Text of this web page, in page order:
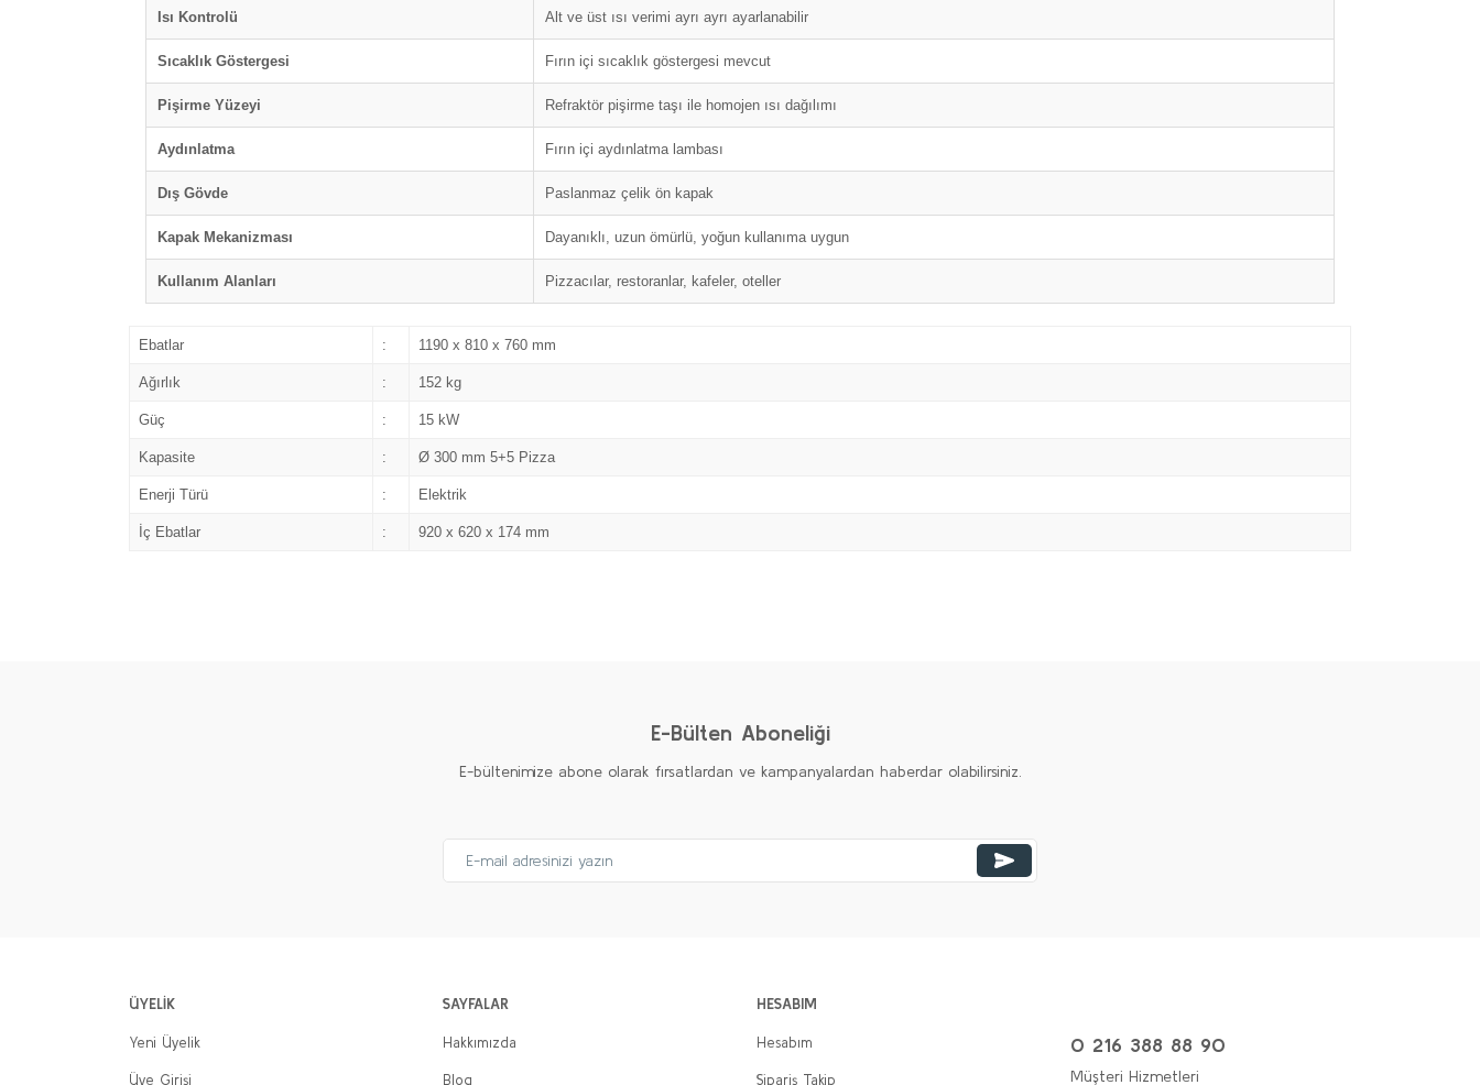
Isı Kontrolü Alt ve üst ısı verimi ayrı ayrı ayarlanabilir
Sıcaklık Göstergesi Fırın içi sıcaklık göstergesi mevcut
Pişirme Yüzeyi Refraktör pişirme taşı ile homojen ısı dağılımı
Aydınlatma Fırın içi aydınlatma lambası
Dış Gövde Paslanmaz çelik ön kapak
Kapak Mekanizması Dayanıklı, uzun ömürlü, yoğun kullanıma uygun
Kullanım Alanları Pizzacılar, restoranlar, kafeler, oteller
Ebatlar : 1190 x 810 x 760 mm
Ağırlık : 152 kg
Güç : 15 kW
Kapasite : Ø 300 mm 5+5 Pizza
Enerji Türü : Elektrik
İç Ebatlar : 920 x 620 x 174 mm
E-Bülten Aboneliği
E-bültenimize abone olarak fırsatlardan ve kampanyalardan haberdar olabilirsiniz.
ÜYELİK
Yeni Üyelik
Üye Girişi
SAYFALAR
Hakkımızda
Blog
HESABIM
Hesabım
Sipariş Takip
0 216 388 88 90
Müşteri Hizmetleri